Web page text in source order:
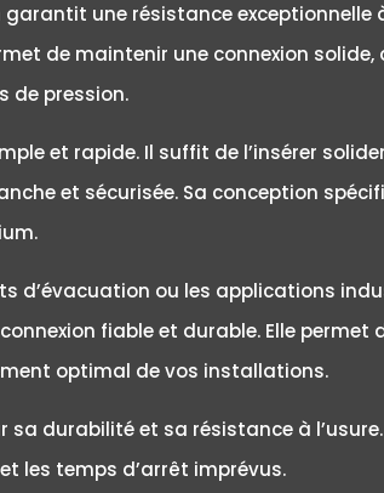
une résistance exceptionnelle
de maintenir une connexion
de pression.
et rapide. Il suffit de l’insérer
et sécurisée. Sa conception
d’évacuation ou les applications
fiable et durable. Elle
optimal de vos installations.
durabilité et sa résistance à
les temps d’arrêt imprévus.